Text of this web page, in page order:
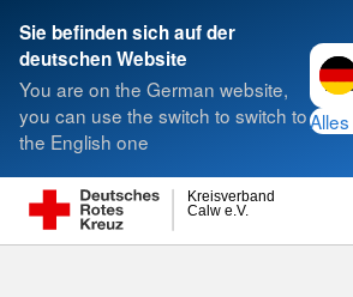
Sie befinden sich auf der
deutschen Website
You are on the German website,
you can use the switch to switch to
the English one
Calw e.V.
Kreisverband
Suche